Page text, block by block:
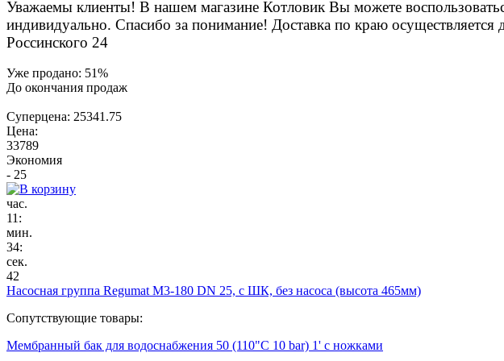
Уважаемы клиенты! В нашем магазине Котловик Вы можете
индивидуально. Спасибо за понимание! Доставка по краю
Россинского 24
Уже продано: 51%
До окончания продаж
Суперцена: 25341.75
Цена:
33789
Экономия
- 25
час.
11 :
мин.
34:
сек.
42
Насосная группа Regumat M3-180 DN 25, c ШК, без насоса (высота 465мм)
Сопутствующие товары:
Мембранный бак для водоснабжения 50 (110"С 10 bar) 1' с ножками